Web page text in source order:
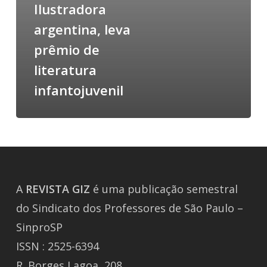
Ilustradora
argentina, leva
prêmio de
literatura
infantojuvenil
A REVISTA GIZ é uma publicação semestral
do Sindicato dos Professores de São Paulo –
SinproSP
ISSN : 2525-6394